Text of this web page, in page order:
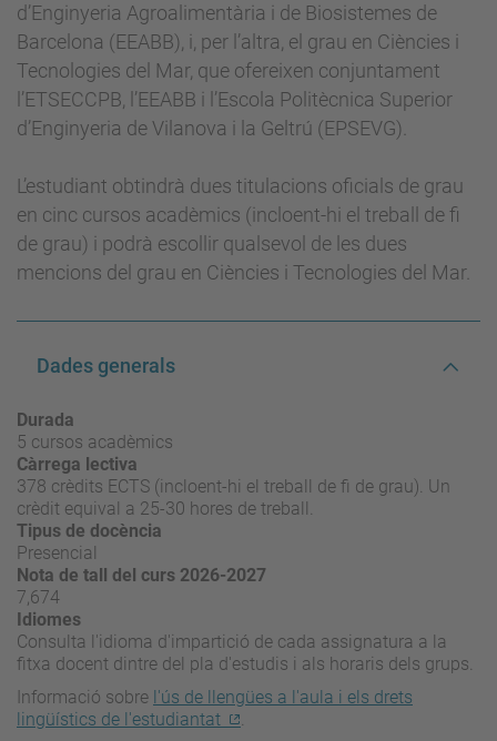
d’Enginyeria Agroalimentària i de Biosistemes de
Barcelona (EEABB), i, per l’altra, el grau en Ciències i
Tecnologies del Mar, que ofereixen conjuntament
l’ETSECCPB, l’EEABB i l’Escola Politècnica Superior
d’Enginyeria de Vilanova i la Geltrú (EPSEVG).
L’estudiant obtindrà dues titulacions oficials de grau
en cinc cursos acadèmics (incloent-hi el treball de fi
de grau) i podrà escollir qualsevol de les dues
mencions del grau en Ciències i Tecnologies del Mar.
Dades generals
Durada
5 cursos acadèmics
Càrrega lectiva
378 crèdits ECTS (incloent-hi el treball de fi de grau). Un
crèdit equival a 25-30 hores de treball.
Tipus de docència
Presencial
Nota de tall del curs 2026-2027
7,674
Idiomes
Consulta l'idioma d'impartició de cada assignatura a la
fitxa docent dintre del pla d'estudis i als horaris dels grups.
Informació sobre l'ús de llengües a l'aula i els drets
lingüístics de l'estudiantat
.